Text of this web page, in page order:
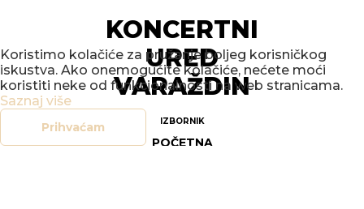
KONCERTNI
URED
VARAŽDIN
IZBORNIK
POČETNA
Koristimo kolačiće za pružanje boljeg korisničkog
iskustva. Ako onemogućite kolačiće, nećete moći
koristiti neke od funkcionalnosti na web stranicama.
Saznaj više
Prihvaćam